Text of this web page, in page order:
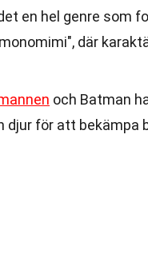
en hel genre som
där
och Batman
djur för att bekämpa